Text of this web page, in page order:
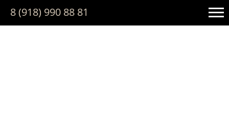
8 (918) 990 88 81